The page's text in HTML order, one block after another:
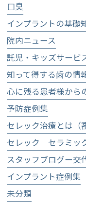
口臭
インプラントの基礎
院内ニュース
託児・キッズサービ
知って得する歯の情
心に残る患者様から
予防症例集
セレック治療とは（
セレック セラミッ
スタッフブログー交
インプラント症例集
未分類